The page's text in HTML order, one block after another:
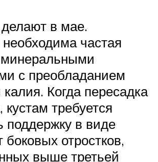
в мае.
частая
с преобладанием
Когда пересадка
требуется
поддержку в виде
отростков,
выше третьей